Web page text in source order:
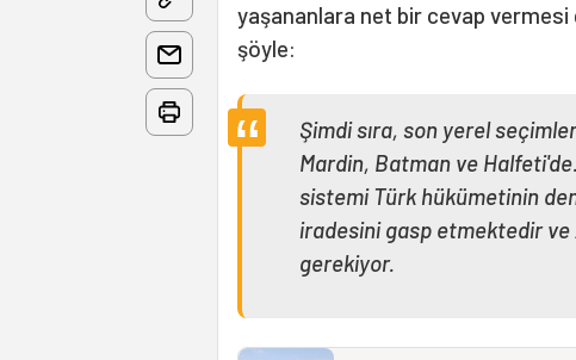
yaşananlara net bir cevap vermesi
şöyle:
Şimdi sıra, son yerel
Mardin, Batman ve
sistemi Türk hükümetinin
iradesini gasp etmektedir
gerekiyor.